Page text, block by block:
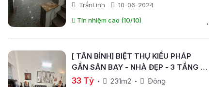
TrầnLinh
10-06-2024
Tín nhiệm cao (10/10)
[ TÂN BÌNH] BIỆT THỰ KIỂU PHÁP
GẦN SÂN BAY - NHÀ ĐẸP - 3 TẦNG -
NGANG HƠN 7M- 231M2 - GIÁ CHỈ 33
33 Tỷ 231m2 Đông